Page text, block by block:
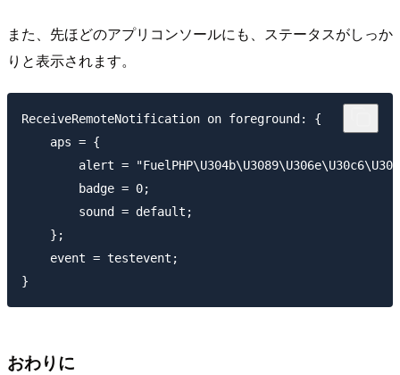
また、先ほどのアプリコンソールにも、ステータスがしっか
りと表示されます。
ReceiveRemoteNotification on foreground: {
    aps = {
alert =
        badge = 0;
        sound = default;
    };
    event = testevent;
}
おわりに